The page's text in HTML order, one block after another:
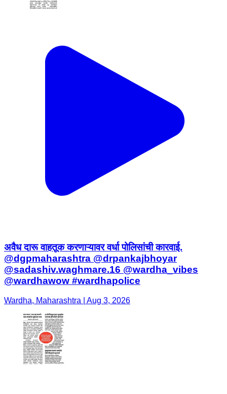
अवैध दारू वाहतूक करणाऱ्यावर वर्धा पोलिसांची कारवाई.
@dgpmaharashtra @drpankajbhoyar
@sadashiv.waghmare.16 @wardha_vibes
@wardhawow #wardhapolice
Wardha, Maharashtra | Aug 3, 2026